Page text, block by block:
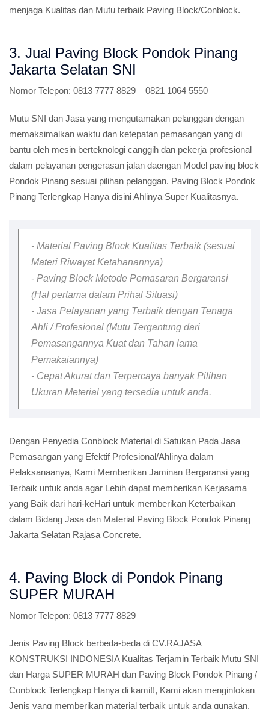
menjaga Kualitas dan Mutu terbaik Paving Block/Conblock.
3. Jual Paving Block Pondok Pinang
Jakarta Selatan SNI
Nomor Telepon: 0813 7777 8829 – 0821 1064 5550
Mutu SNI dan Jasa yang mengutamakan pelanggan dengan
memaksimalkan waktu dan ketepatan pemasangan yang di
bantu oleh mesin berteknologi canggih dan pekerja profesional
dalam pelayanan pengerasan jalan daengan Model paving block
Pondok Pinang sesuai pilihan pelanggan. Paving Block Pondok
Pinang Terlengkap Hanya disini Ahlinya Super Kualitasnya.
- Material Paving Block Kualitas Terbaik (sesuai
Materi Riwayat Ketahanannya)
- Paving Block Metode Pemasaran Bergaransi
(Hal pertama dalam Prihal Situasi)
- Jasa Pelayanan yang Terbaik dengan Tenaga
Ahli / Profesional (Mutu Tergantung dari
Pemasangannya Kuat dan Tahan lama
Pemakaiannya)
- Cepat Akurat dan Terpercaya banyak Pilihan
Ukuran Meterial yang tersedia untuk anda.
Dengan Penyedia Conblock Material di Satukan Pada Jasa
Pemasangan yang Efektif Profesional/Ahlinya dalam
Pelaksanaanya, Kami Memberikan Jaminan Bergaransi yang
Terbaik untuk anda agar Lebih dapat memberikan Kerjasama
yang Baik dari hari-keHari untuk memberikan Keterbaikan
dalam Bidang Jasa dan Material Paving Block Pondok Pinang
Jakarta Selatan Rajasa Concrete.
4. Paving Block di Pondok Pinang
SUPER MURAH
Nomor Telepon: 0813 7777 8829
Jenis Paving Block berbeda-beda di CV.RAJASA
KONSTRUKSI INDONESIA Kualitas Terjamin Terbaik Mutu SNI
dan Harga SUPER MURAH dan Paving Block Pondok Pinang /
Conblock Terlengkap Hanya di kami!!, Kami akan menginfokan
Jenis yang memberikan material terbaik untuk anda gunakan.